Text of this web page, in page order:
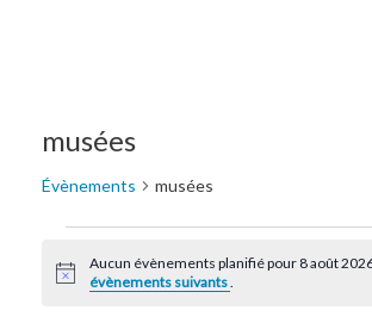
musées
Évènements musées
Notice
Aucun évènements planifié pour 8 août
évènements suivants.